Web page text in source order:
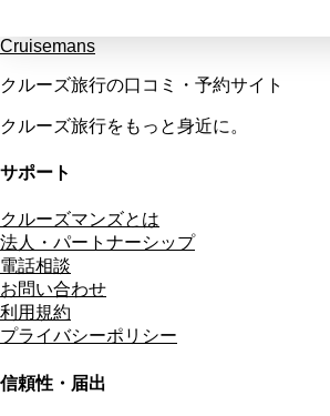
Cruisemans
クルーズ旅行の口コミ・予約サイト
クルーズ旅行をもっと身近に。
サポート
クルーズマンズとは
法人・パートナーシップ
電話相談
お問い合わせ
利用規約
プライバシーポリシー
信頼性・届出